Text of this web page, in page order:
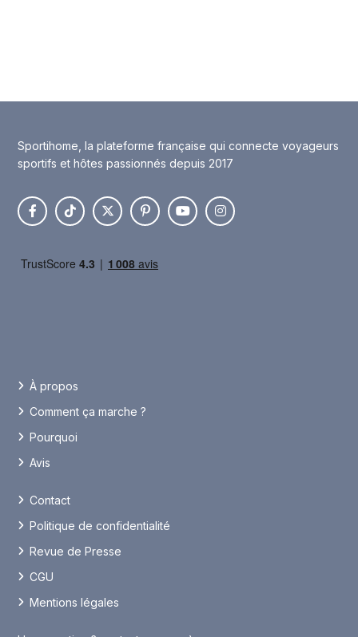
Sportihome, la plateforme française qui connecte voyageurs
sportifs et hôtes passionnés depuis 2017
À propos
Comment ça marche ?
Pourquoi
Avis
Contact
Politique de confidentialité
Revue de Presse
CGU
Mentions légales